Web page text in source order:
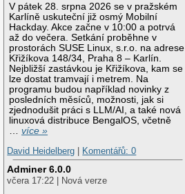
V pátek 28. srpna 2026 se v pražském
Karlíně uskuteční již osmý Mobilní
Hackday. Akce začne v 10:00 a potrvá
až do večera. Setkání proběhne v
prostorách SUSE Linux, s.r.o. na adrese
Křižíkova 148/34, Praha 8 – Karlín.
Nejbližší zastávkou je Křižíkova, kam se
lze dostat tramvají i metrem. Na
programu budou například novinky z
posledních měsíců, možnosti, jak si
zjednodušit práci s LLM/AI, a také nová
linuxová distribuce BengalOS, včetně
…více »
David Heidelberg
Komentářů: 0
Adminer 6.0.0
včera 17:22 | Nová verze